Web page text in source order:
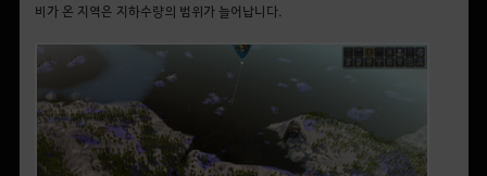
비가 온 지역은 지하수량의 범위가 늘어납니다.